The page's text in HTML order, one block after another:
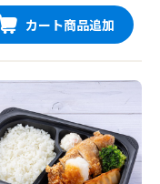
カート商品追加